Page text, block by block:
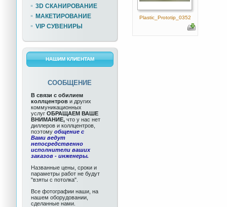
3D СКАНИРОВАНИЕ
МАКЕТИРОВАНИЕ
VIP СУВЕНИРЫ
НАШИМ КЛИЕНТАМ
СООБЩЕНИЕ
В связи с обилием
коллцентров и других
коммуникационных
услуг ОБРАЩАЕМ ВАШЕ
ВНИМАНИЕ, что у нас нет
диллеров и коллцентров,
поэтому общение с
Вами ведут
непосредственно
исполнители ваших
заказов - инженеры.
Названные цены, сроки и
параметры работ не будут
"взяты с потолка".
Все фотографии наши, на
нашем оборудовании,
сделанные нами.
Plastic_Prototip_0352